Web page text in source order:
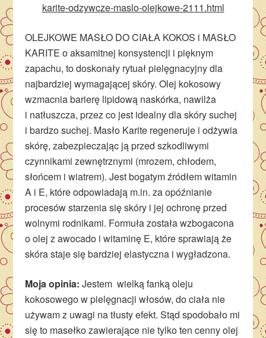
karite-odzywcze-maslo-olejkowe-2111.html
OLEJKOWE MASŁO DO CIAŁA KOKOS i MASŁO
KARITE o aksamitnej konsystencji i pięknym
zapachu, to doskonały rytuał pielęgnacyjny dla
najbardziej wymagającej skóry. Olej kokosowy
wzmacnia barierę lipidową naskórka, nawilża
i natłuszcza, przez co jest idealny dla skóry suchej
i bardzo suchej. Masło Karite regeneruje i odżywia
skórę, zabezpieczając ją przed szkodliwymi
czynnikami zewnętrznymi (mrozem, chłodem,
słońcem i wiatrem). Jest bogatym źródłem witamin
A i E, które odpowiadają m.in. za opóźnianie
procesów starzenia się skóry i jej ochronę przed
wolnymi rodnikami. Formuła została wzbogacona
o olej z awocado i witaminę E, które sprawiają że
skóra staje się bardziej elastyczna i wygładzona.
Moja opinia:Jestem wielką fanką oleju
kokosowego w pielęgnacji włosów, do ciała nie
używam z uwagi na tłusty efekt. Stąd spodobało mi
się to masełko zawierające nie tylko ten cenny olej